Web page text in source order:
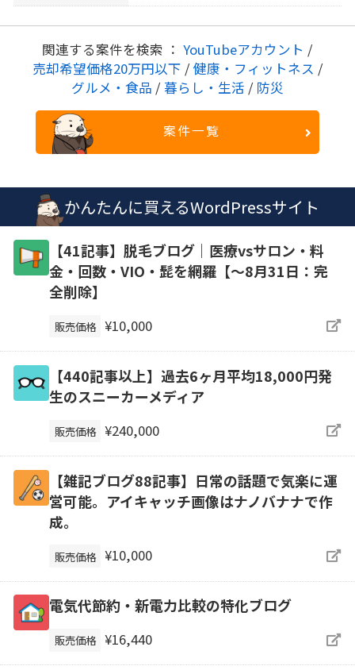
関連する案件を検索 ： YouTubeアカウント /
売却希望価格20万円以下 / 健康・フィットネス /
グルメ・食品 / 暮らし・生活 / 防災
案件一覧
かんたんに買えるWordPressサイト
【41記事】脱毛ブログ｜医療vsサロン・料
金・回数・VIO・髭を網羅【～8月31日：完
全削除】
販売価格 ¥10,000
【440記事以上】過去6ヶ月平均18,000円発
生のスニーカーメディア
販売価格 ¥240,000
【雑記ブログ88記事】日常の話題で気楽に運
営可能。アイキャッチ画像はナノバナナで作
成。
販売価格 ¥10,000
電気代節約・新電力比較の特化ブログ
販売価格 ¥16,440